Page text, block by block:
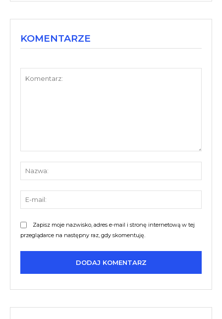
KOMENTARZE
Zapisz moje nazwisko, adres e-mail i stronę internetową w tej
przeglądarce na następny raz, gdy skomentuję.